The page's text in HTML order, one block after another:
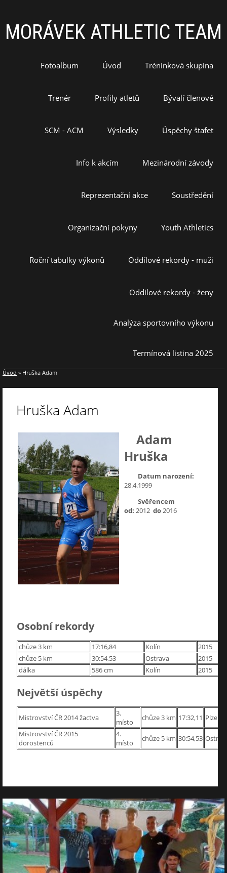
MORÁVEK ATHLETIC TEAM
Fotoalbum Úvod Tréninková skupina
Trenér Profily atletů Bývalí členové
SCM - ACM Výsledky Úspěchy štafet
Info k akcím Mezinárodní závody
Reprezentační akce Soustředění
Organizační pokyny Youth Athletics
Roční tabulky výkonů Oddílové rekordy - muži
Oddílové rekordy - ženy
Analýza sportovního výkonu
Termínová listina 2025
Úvod » Hruška Adam
Hruška Adam
Adam
Hruška
Datum narození:
28.4.1999
Svěřencem
od: 2012 do2016
Osobní rekordy
chůze 3 km 17:16,84 Kolín
2015
chůze 5 km
30:54,53 Ostrava
2015
dálka
586 cm Kolín 2015
Největší úspěchy
Mistrovství ČR 2014 žactva
3.
místo
chůze 3 km 17:32,11 Plzeň
Mistrovství ČR 2015
dorostenců
4.
místo
chůze 5 km 30:54,53